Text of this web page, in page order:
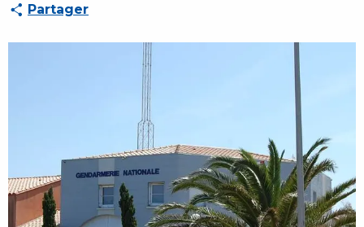
Partager